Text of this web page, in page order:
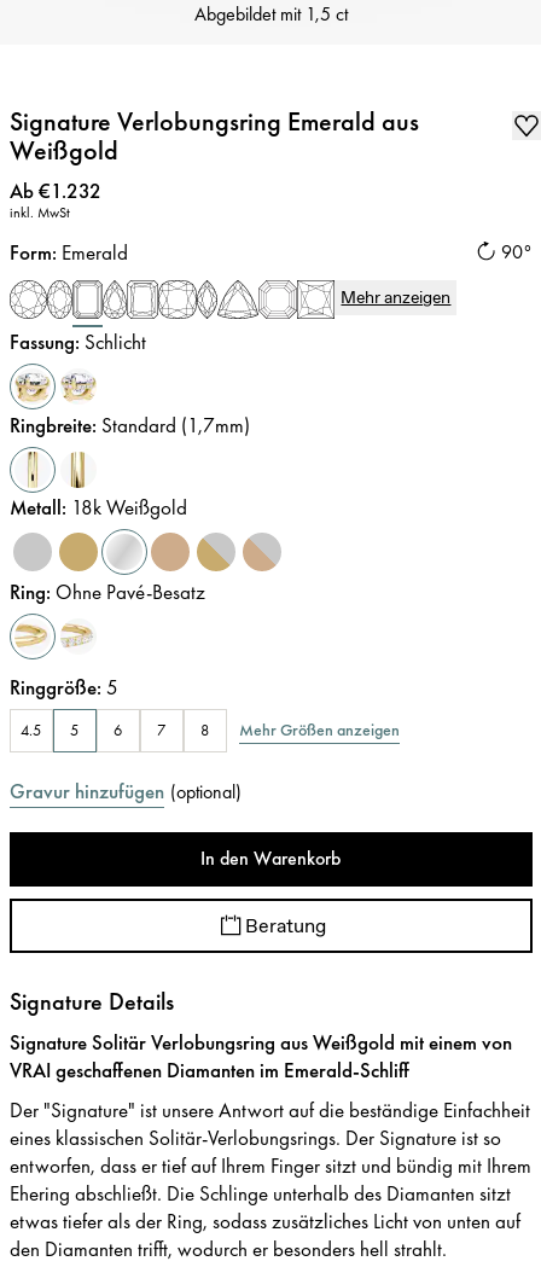
Abgebildet mit 1,5 ct
Signature Verlobungsring Emerald aus
Weißgold
Preis:
Ab €1.232
inkl. MwSt
90°
Form: Emerald
Mehr anzeigen
Fassung: Schlicht
Ringbreite: Standard (1,7mm)
Metall: 18k Weißgold
Ring: Ohne Pavé-Besatz
Ringgröße: 5
4.5 5 6 7 8 Mehr Größen anzeigen
Gravur hinzufügen (optional)
In den Warenkorb
Beratung
Signature Details
Signature Solitär Verlobungsring aus Weißgold mit einem von
VRAI geschaffenen Diamanten im Emerald-Schliff
Der "Signature" ist unsere Antwort auf die beständige Einfachheit
eines klassischen Solitär-Verlobungsrings. Der Signature ist so
entworfen, dass er tief auf Ihrem Finger sitzt und bündig mit Ihrem
Ehering abschließt. Die Schlinge unterhalb des Diamanten sitzt
etwas tiefer als der Ring, sodass zusätzliches Licht von unten auf
den Diamanten trifft, wodurch er besonders hell strahlt.